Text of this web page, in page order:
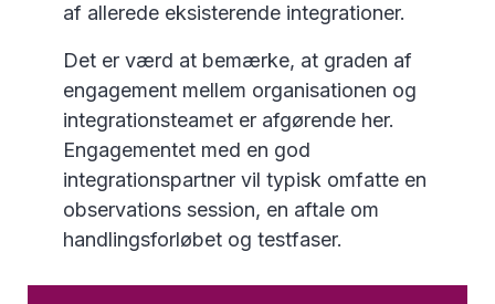
af allerede eksisterende integrationer.
Det er værd at bemærke, at graden af
engagement mellem organisationen og
integrationsteamet er afgørende her.
Engagementet med en god
integrationspartner vil typisk omfatte en
observations session, en aftale om
handlingsforløbet og testfaser.